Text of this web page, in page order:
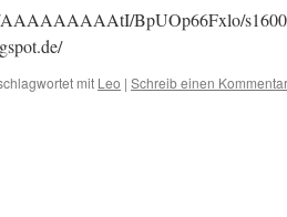
BpUOp66Fxlo/s1600/
mit Leo | Schreib einen Kommentar